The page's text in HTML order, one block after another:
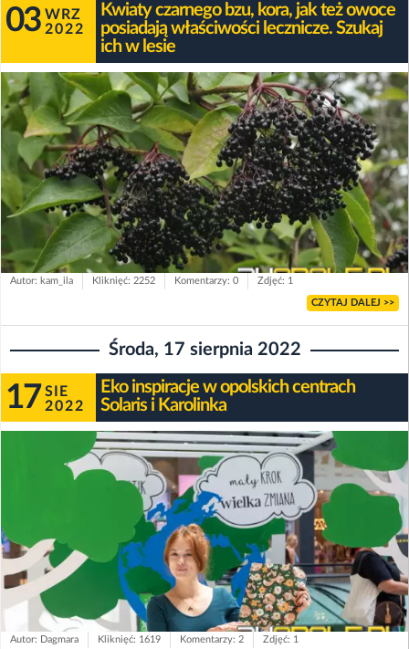
03 WRZ
2022
Kwiaty czarnego bzu, kora, jak też owoce
posiadają właściwości lecznicze. Szukaj
ich w lesie
Autor: kam_ila Kliknięć: 2252 Komentarzy: 0 Zdjęć: 1
CZYTAJ DALEJ >>
Środa, 17 sierpnia 2022
17 SIE
2022
Eko inspiracje w opolskich centrach
Solaris i Karolinka
Autor: Dagmara Kliknięć: 1619 Komentarzy: 2 Zdjęć: 1